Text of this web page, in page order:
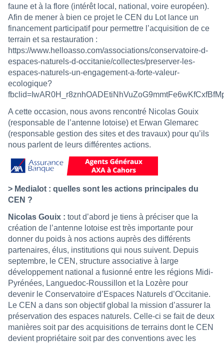
faune et à la flore (intérêt local, national, voire européen).
Afin de mener à bien ce projet le CEN du Lot lance un
financement participatif pour permettre l’acquisition de ce
terrain et sa restauration :
https://www.helloasso.com/associations/conservatoire-d-
espaces-naturels-d-occitanie/collectes/preserver-les-
espaces-naturels-un-engagement-a-forte-valeur-
ecologique?
A cette occasion, nous avons rencontré Nicolas Gouix
(responsable de l’antenne lotoise) et Erwan Glemarec
(responsable gestion des sites et des travaux) pour qu’ils
nous parlent de leurs différentes actions.
> Medialot : quelles sont les actions principales du
CEN ?
Nicolas Gouix : tout d’abord je tiens à préciser que la
création de l’antenne lotoise est très importante pour
donner du poids à nos actions auprès des différents
partenaires, élus, institutions qui nous suivent. Depuis
septembre, le CEN, structure associative à large
développement national a fusionné entre les régions Midi-
Pyrénées, Languedoc-Roussillon et la Lozère pour
devenir le Conservatoire d’Espaces Naturels d’Occitanie.
Le CEN a dans son objectif global la mission d’assurer la
préservation des espaces naturels. Celle-ci se fait de deux
manières soit par des acquisitions de terrains dont le CEN
devient propriétaire soit par des conventions avec les